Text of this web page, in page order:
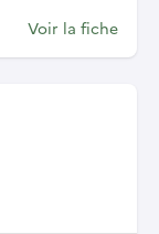
Voir la fiche